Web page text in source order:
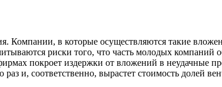
Компании, в которые осуществляются такие
риски того, что часть молодых
покроет издержки от вложений в неудачные
и, соответственно, вырастет стоимость долей